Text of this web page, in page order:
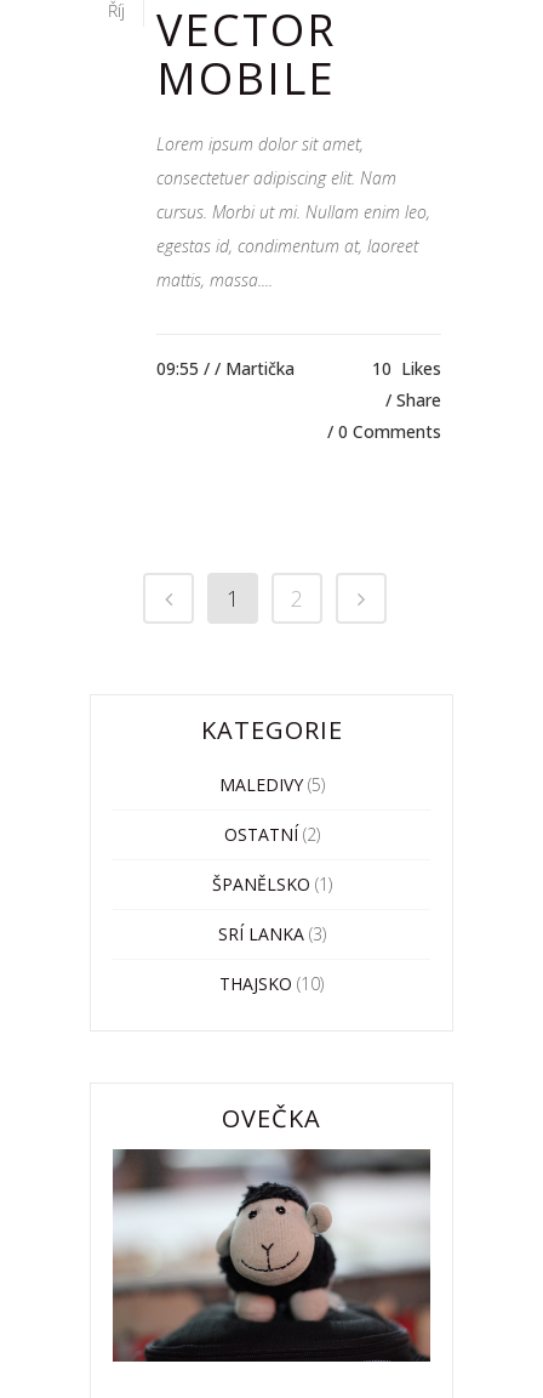
Říj
VECTOR
MOBILE
Lorem ipsum dolor sit amet,
consectetuer adipiscing elit. Nam
cursus. Morbi ut mi. Nullam enim leo,
egestas id, condimentum at, laoreet
mattis, massa....
09:55 / / Martička 10 Likes
Share
0 Comments
1 2
KATEGORIE
MALEDIVY(5)
OSTATNÍ(2)
ŠPANĚLSKO (1)
SRÍ LANKA(3)
THAJSKO (10)
OVEČKA